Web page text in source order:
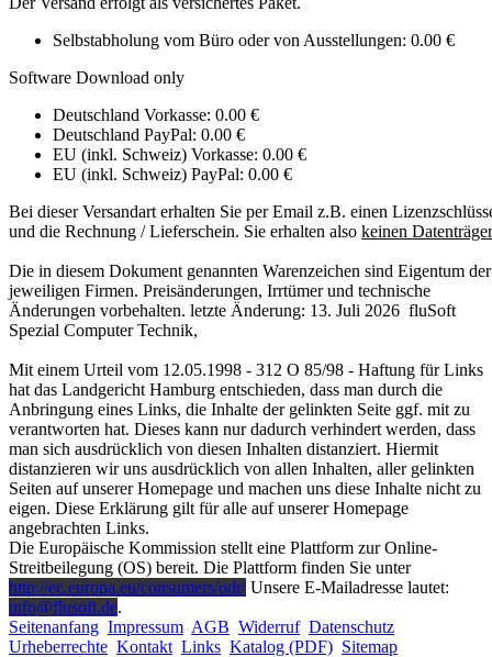
Selbstabholung vom Büro oder von Ausstellungen: 0.00 €
Software Download only
Deutschland Vorkasse: 0.00 €
Deutschland PayPal: 0.00 €
EU (inkl. Schweiz) Vorkasse: 0.00 €
EU (inkl. Schweiz) PayPal: 0.00 €
Bei dieser Versandart erhalten Sie per Email z.B. einen
und die Rechnung / Lieferschein. Sie erhalten also keinen Datenträger
Die in diesem Dokument genannten Warenzeichen sind Eigentum der
jeweiligen Firmen. Preisänderungen, Irrtümer und technische
Änderungen vorbehalten. letzte Änderung: 13. Juli 2026 fluSoft
Spezial Computer Technik,
Mit einem Urteil vom 12.05.1998 - 312 O 85/98 - Haftung für Links
hat das Landgericht Hamburg entschieden, dass man durch die
Anbringung eines Links, die Inhalte der gelinkten Seite ggf. mit zu
verantworten hat. Dieses kann nur dadurch verhindert werden, dass
man sich ausdrücklich von diesen Inhalten distanziert. Hiermit
distanzieren wir uns ausdrücklich von allen Inhalten, aller gelinkten
Seiten auf unserer Homepage und machen uns diese Inhalte nicht zu
eigen. Diese Erklärung gilt für alle auf unserer Homepage
angebrachten Links.
Die Europäische Kommission stellt eine Plattform zur Online-
Streitbeilegung (OS) bereit. Die Plattform finden Sie unter
http://ec.europa.eu/consumers/odr/Unsere E-Mailadresse lautet:
info@flusoft.de.
Seitenanfang Impressum AGB Widerruf Datenschutz
Urheberrechte Kontakt Links Katalog (PDF) Sitemap